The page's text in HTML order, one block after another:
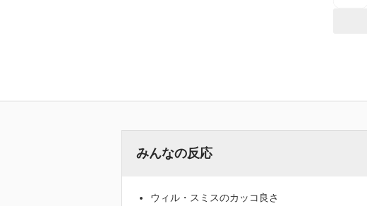
みんなの反応
ウィル・スミスのカッコ良さ